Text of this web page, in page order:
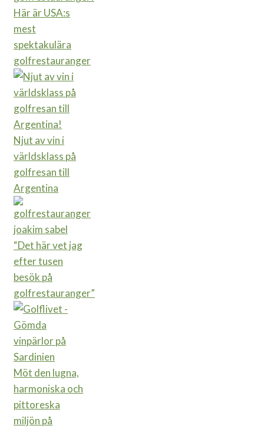
Här är USA:s
mest
spektakulära
golfrestauranger
Njut av vin i
världsklass på
golfresan till
Argentina
“Det här vet jag
efter tusen
besök på
golfrestauranger”
Möt den lugna,
harmoniska och
pittoreska
miljön på